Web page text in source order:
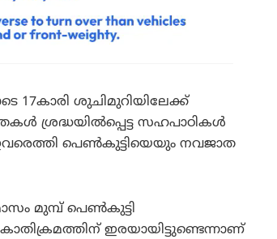
17കാരി ശുചിമുറിയിലേക്ക്
ശ്രദ്ധയിൽപ്പെട്ട സഹപാഠികൾ
പെൺകുട്ടിയെയും നവജാത
മുമ്പ് പെൺകുട്ടി
ഇരയായിട്ടുണ്ടെന്നാണ്